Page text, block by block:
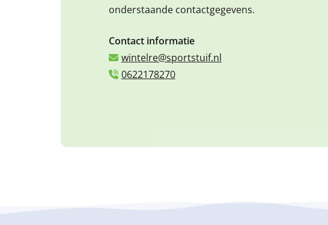
onderstaande contactgegevens.
Contact informatie
wintelre@sportstuif.nl
0622178270